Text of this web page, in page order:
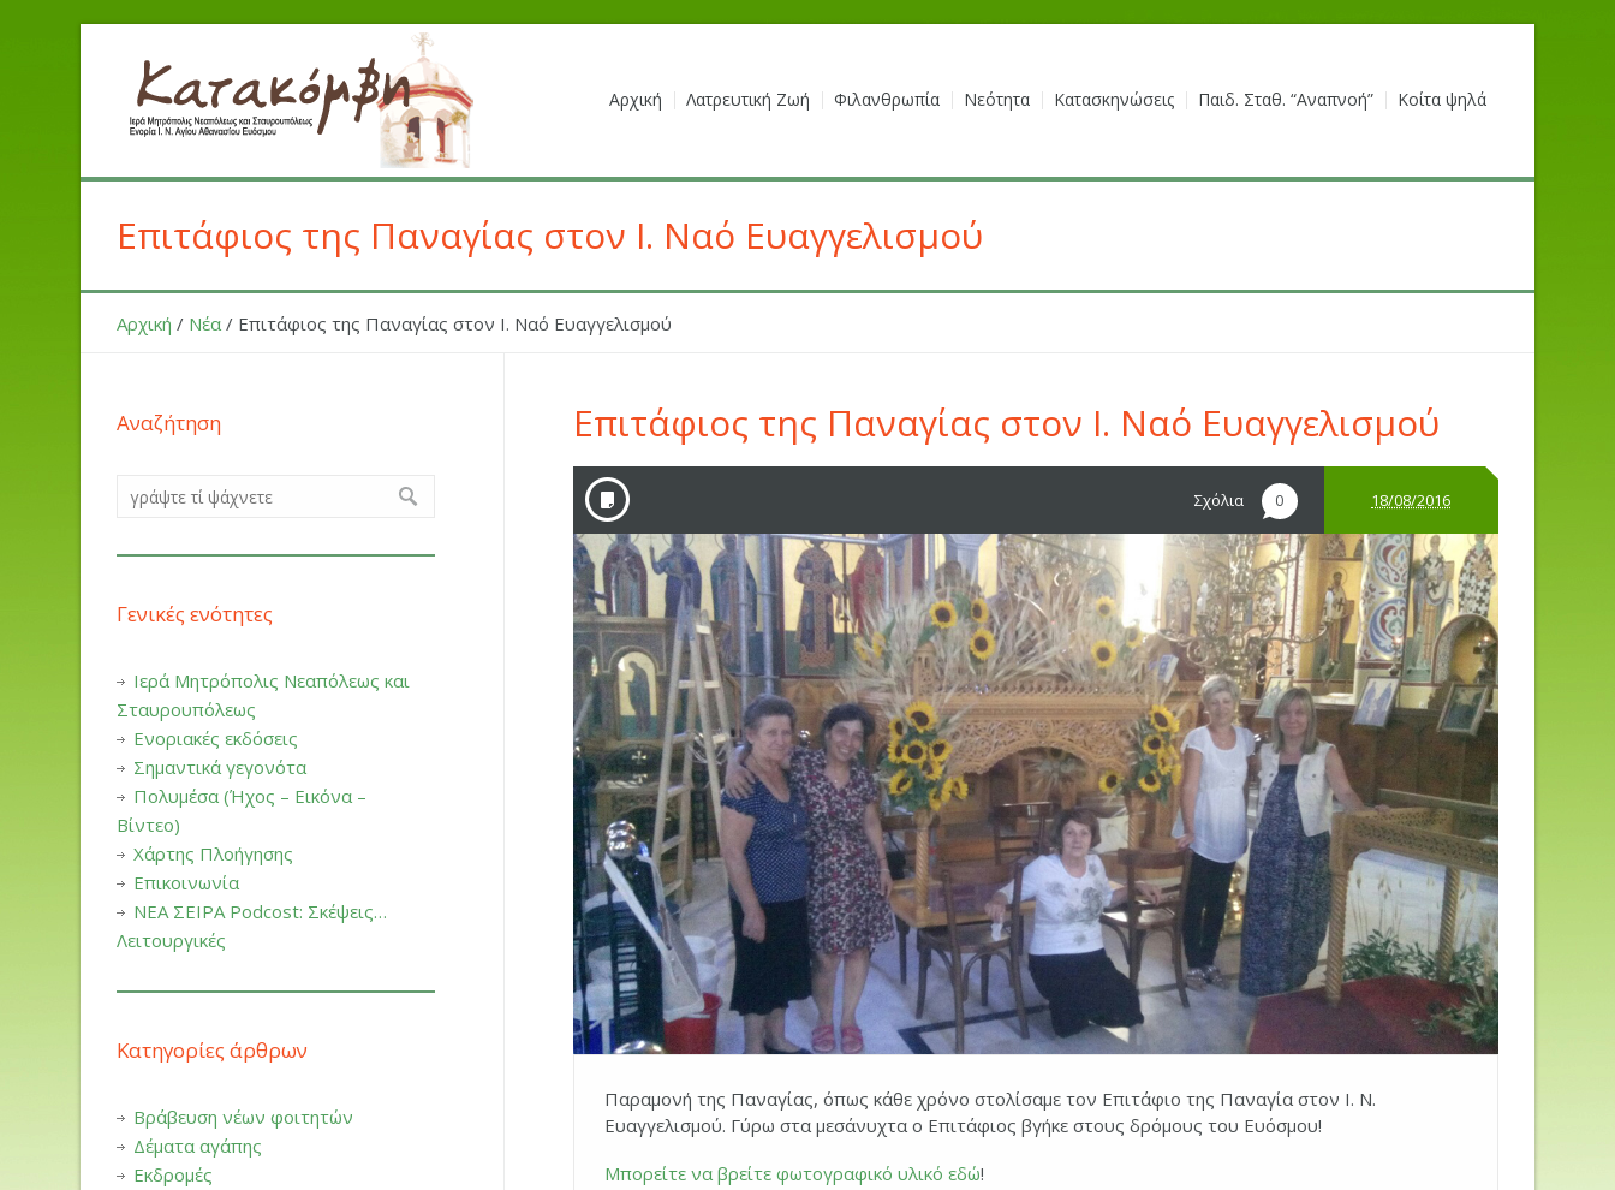
Αρχική Λατρευτική Ζωή Φιλανθρωπία Νεότητα Κατασκηνώσεις Παιδ. Σταθ. “Αναπνοή” Κοίτα ψηλά
Επιτάφιος της Παναγίας στον Ι. Ναό Ευαγγελισμού
Αρχική / Νέα / Επιτάφιος της Παναγίας στον Ι. Ναό Ευαγγελισμού
Επιτάφιος της Παναγίας στον Ι. Ναό Ευαγγελισμού
Σχόλια 0 18/08/2016
Παραμονή της Παναγίας, όπως κάθε χρόνο στολίσαμε τον Επιτάφιο της Παναγία στον Ι. Ν.
Ευαγγελισμού. Γύρω στα μεσάνυχτα ο Επιτάφιος βγήκε στους δρόμους του Ευόσμου!
Μπορείτε να βρείτε φωτογραφικό υλικό εδώ!
Αναζήτηση
Γενικές ενότητες
Ιερά Μητρόπολις Νεαπόλεως και
Σταυρουπόλεως
Ενοριακές εκδόσεις
Σημαντικά γεγονότα
Πολυμέσα (Ήχος – Εικόνα –
Βίντεο)
Χάρτης Πλοήγησης
Επικοινωνία
ΝΕΑ ΣΕΙΡΑ Podcost: Σκέψεις…
Λειτουργικές
Κατηγορίες άρθρων
Βράβευση νέων φοιτητών
Δέματα αγάπης
Εκδρομές